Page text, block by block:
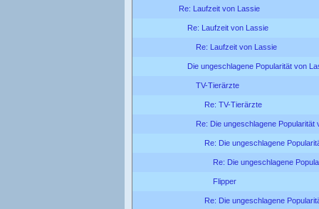
Re: Laufzeit von Lassie
Re: Laufzeit von Lassie
Re: Laufzeit von Lassie
Die ungeschlagene Popularität von
TV-Tierärzte
Re: TV-Tierärzte
Re: Die ungeschlagene Popularität
Re: Die ungeschlagene
Re: Die ungeschlagene
Flipper
Re: Die ungeschlagene